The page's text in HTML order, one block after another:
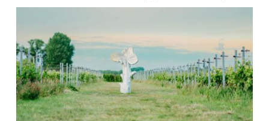
Paris - "At Large" et de Théo
Ceramic Art Fair Paris